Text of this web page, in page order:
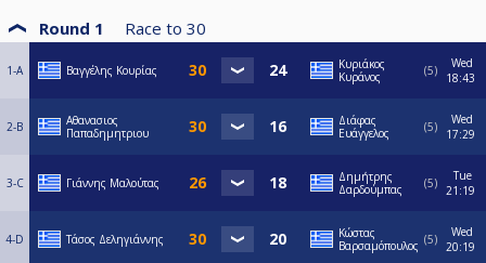
Round 1 Race to 30
1-A Βαγγέλης Κουρίας
Κυριάκος
Κυράνος
5
Wed
18:43
2-B
Αθανασιος
Παπαδημητριου
Διάφας
Ευάγγελος
5
Wed
17:29
3-C Γιάννης Μαλούτας
Δημήτρης
Δαρδούμπας
5
Tue
21:19
4-D Τάσος Δεληγιάννης
Κώστας
Βαρσαμόπουλος
5
Wed
20:19